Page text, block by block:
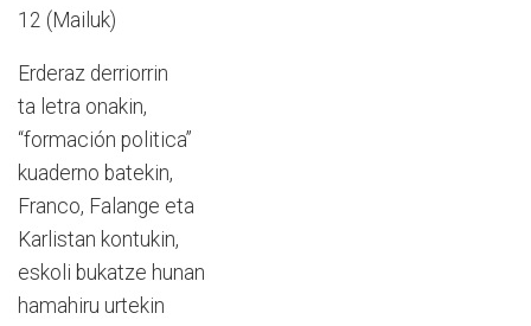
12 (Mailuk)
Erderaz derriorrin
ta letra onakin,
“formación politica”
kuaderno batekin,
Franco, Falange eta
Karlistan kontukin,
eskoli bukatze hunan
hamahiru urtekin